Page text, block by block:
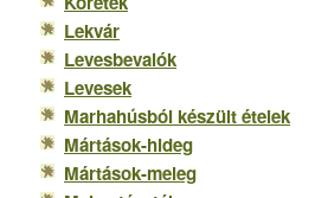
Lekvár
Levesbevalók
Levesek
Marhahúsból készült ételek
Mártások-hideg
Mártások-meleg